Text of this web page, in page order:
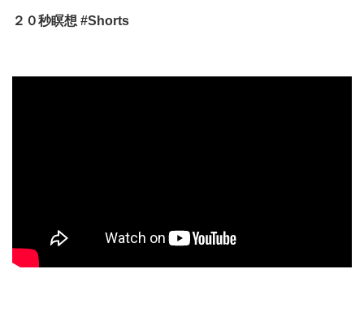
２０秒瞑想 #Shorts